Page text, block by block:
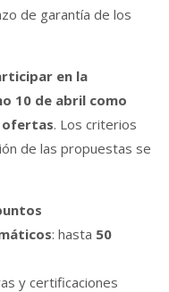
de garantía de los
en la
10 de abril como
ofertas. Los criterios
de las propuestas se
: hasta 50
y certificaciones